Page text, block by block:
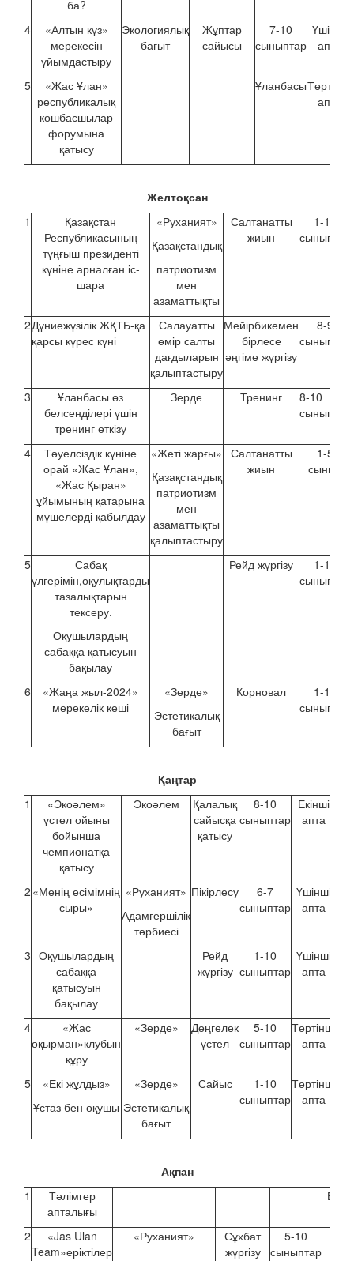
ба?
4
«Алтын күз»
мерекесін
ұйымдастыру
Экологиялық
бағыт
Жұптар
сайысы
7-10
сыныптар
Үшінші
апта
5
«Жас Ұлан»
республикалық
көшбасшылар
форумына
қатысу
ҰланбасыТөртінші
апта
Желтоқсан
1
Қазақстан
Республикасының
тұңғыш президенті
күніне арналған іс-
шара
«Руханият»
Қазақстандық
патриотизм
мен
азаматтықты
Салтанатты
жиын
1-10
сыныптар
2Дүниежүзілік ЖҚТБ-қа
қарсы күрес күні
Салауатты
өмір салты
дағдыларын
қалыптастыру
Мейірбикемен
бірлесе
әңгіме жүргізу
8-9
сыныптар
3
Ұланбасы өз
белсенділері үшін
тренинг өткізу
Зерде Тренинг
8-10
сыныптар
4
Тәуелсіздік күніне
орай «Жас Ұлан»,
«Жас Қыран»
ұйымының қатарына
мүшелерді қабылдау
«Жеті жарғы»
Қазақстандық
патриотизм
мен
азаматтықты
қалыптастыру
Салтанатты
жиын
1-5
сынып
5
Сабақ
үлгерімін,оқулықтарды
тазалықтарын
тексеру.
Оқушылардың
сабаққа қатысуын
бақылау
Рейд жүргізу
1-10
сыныптар
6
«Жаңа жыл-2024»
мерекелік кеші
«Зерде»
Эстетикалық
бағыт
Корновал
1-10
сыныптар
Қаңтар
1
«Экоәлем»
үстел ойыны
бойынша
чемпионатқа
қатысу
Экоәлем
Қалалық
сайысқа
қатысу
8-10
сыныптар
Екінші
апта
2 «Менің есімімнің
сыры»
«Руханият»
Адамгершілік
тәрбиесі
Пікірлесу
6-7
сыныптар
Үшінші
апта
3 Оқушылардың
сабаққа
қатысуын
бақылау
Рейд
жүргізу
1-10
сыныптар
Үшінші
апта
4
«Жас
оқырман»клубын
құру
«Зерде»
Дөңгелек
үстел
5-10
сыныптар
Төртінші
апта
5
«Екі жұлдыз»
Ұстаз бен оқушы
«Зерде»
Эстетикалық
бағыт
Сайыс
1-10
сыныптар
Төртінші
апта
Ақпан
1
Тәлімгер
апталығы
2
«Jas Ulan
Team»еріктілер
«Руханият»
Сұхбат
жүргізу
5-10
сыныптар